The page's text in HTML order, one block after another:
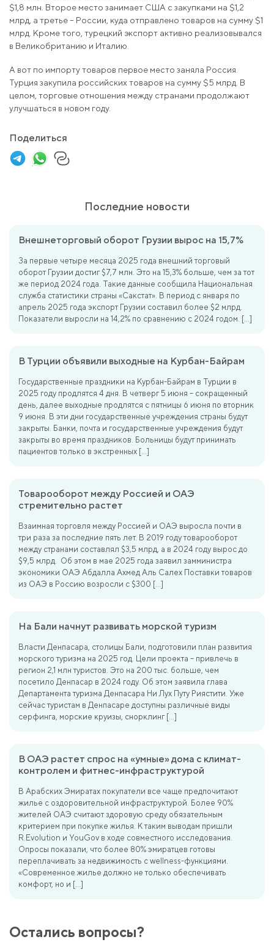
$1,8 млн. Второе место занимает США с закупками на $1,2
млрд, а третье – России, куда отправлено товаров на сумму $1
млрд. Кроме того, турецкий экспорт активно реализовывался
в Великобританию и Италию.
А вот по импорту товаров первое место заняла Россия.
Турция закупила российских товаров на сумму $5 млрд. В
целом, торговые отношения между странами продолжают
улучшаться в новом году.
Поделиться
Последние новости
Внешнеторговый оборот Грузии вырос на 15,7%
За первые четыре месяца 2025 года внешний торговый
оборот Грузии достиг $7,7 млн. Это на 15,3% больше, чем за тот
же период 2024 года. Такие данные сообщила Национальная
служба статистики страны «Сакстат». В период с января по
апрель 2025 года экспорт Грузии составил более $2 млрд.
Показатели выросли на 14,2% по сравнению с 2024 годом. […]
В Турции объявили выходные на Курбан-Байрам
Государственные праздники на Курбан-Байрам в Турции в
2025 году продлятся 4 дня. В четверг 5 июня – сокращенный
день, далее выходные продлятся с пятницы 6 июня по вторник
9 июня. В эти дни государственные учреждения страны будут
закрыты. Банки, почта и государственные учреждения будут
закрыты во время праздников. Больницы будут принимать
пациентов только в экстренных […]
Товарооборот между Россией и ОАЭ
стремительно растет
Взаимная торговля между Россией и ОАЭ выросла почти в
три раза за последние пять лет. В 2019 году товарооборот
между странами составлял $3,5 млрд, а в 2024 году вырос до
$9,5 млрд. Об этом в мае 2025 года заявил замминистра
экономики ОАЭ Абдалла Ахмед Аль Салех Поставки товаров
из ОАЭ в Россию возросли с $300 […]
На Бали начнут развивать морской туризм
Власти Денпасара, столицы Бали, подготовили план развития
морского туризма на 2025 год. Цели проекта – привлечь в
регион 2,1 млн туристов. Это на 200 тыс. больше, чем
посетило Денпасар в 2024 году. Об этом заявила глава
Департамента туризма Денпасара Ни Лух Путу Риястити. Уже
сейчас туристам в Денпасаре доступны различные виды
серфинга, морские круизы, снорклинг […]
В ОАЭ растет спрос на «умные» дома с климат-
контролем и фитнес-инфраструктурой
В Арабских Эмиратах покупатели все чаще предпочитают
жилье с оздоровительной инфраструктурой. Более 90%
жителей ОАЭ считают здоровую среду обязательным
критерием при покупке жилья. К таким выводам пришли
R.Evolution и YouGov в ходе совместного исследования.
Опросы показали, что более 80% эмиратцев готовы
переплачивать за недвижимость с wellness-функциями.
«Современное жилье должно не только обеспечивать
комфорт, но и […]
Остались вопросы?